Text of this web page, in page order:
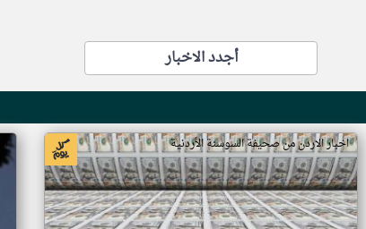
أجدد الاخبار
اخبار الاردن من صحيفة السوسنة الأردنية